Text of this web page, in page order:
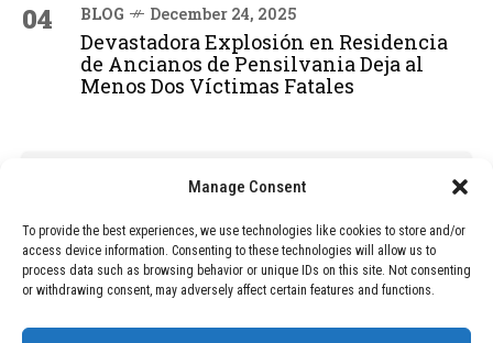
Manage Consent
To provide the best experiences, we use technologies like cookies to store and/or
access device information. Consenting to these technologies will allow us to
process data such as browsing behavior or unique IDs on this site. Not consenting
or withdrawing consent, may adversely affect certain features and functions.
04 BLOG December 24, 2025
Devastadora Explosión en Residencia
de Ancianos de Pensilvania Deja al
Menos Dos Víctimas Fatales